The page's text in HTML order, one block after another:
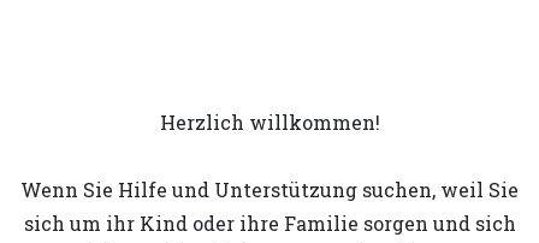
Herzlich willkommen!
Wenn Sie Hilfe und Unterstützung suchen, weil Sie
sich um ihr Kind oder ihre Familie sorgen und sich